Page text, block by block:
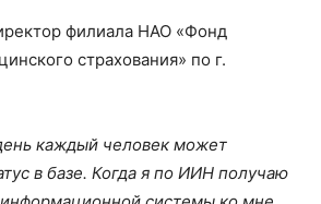
филиала НАО «Фонд
страхования» по г.
каждый человек может
в базе. Когда я по ИИН получаю